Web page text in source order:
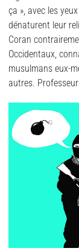
ça », avec les
dénaturent leur
Coran
Occidentaux,
musulmans eux-
autres.